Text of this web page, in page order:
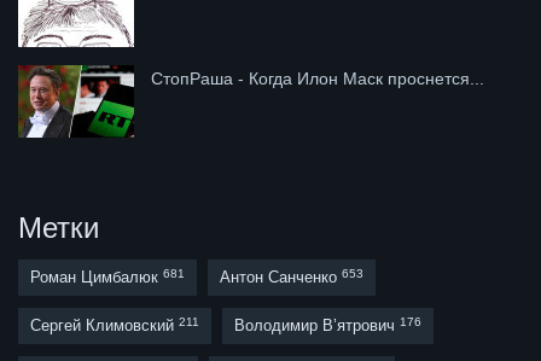
СтопРаша - Когда Илон Маск проснется...
Метки
Роман Цимбалюк 681 Антон Санченко 653
Сергей Климовский 211 Володимир В’ятрович 176